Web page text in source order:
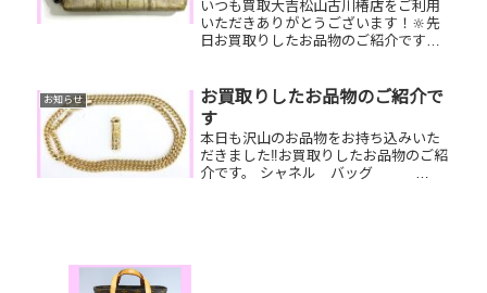
いつも買取大吉松山古川椿店をご利用
いただきありがとうございます！🔆先
日お買取りしたお品物のご紹介です。
いませんか？ぜひ買取大吉松山古川椿
店にお査定させてください！...
お知らせ
お買取りしたお品物のご紹介で
す
本日も沢山のお品物をお持ち込みいた
だきました‼️お買取りしたお品物のご紹
介です。 シャネル バッグ